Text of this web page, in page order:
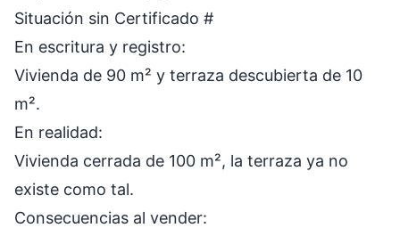
Situación sin Certificado #
En escritura y registro:
Vivienda de 90 m² y terraza descubierta de 10
m².
En realidad:
Vivienda cerrada de 100 m², la terraza ya no
existe como tal.
Consecuencias al vender: